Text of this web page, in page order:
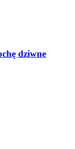
dziwne